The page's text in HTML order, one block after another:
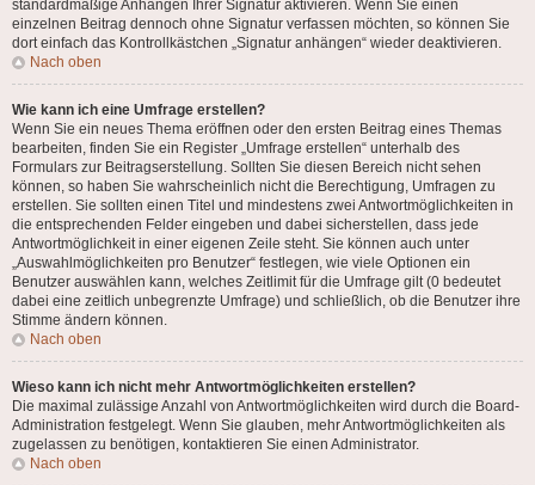
standardmäßige Anhängen Ihrer Signatur aktivieren. Wenn Sie einen
einzelnen Beitrag dennoch ohne Signatur verfassen möchten, so können Sie
dort einfach das Kontrollkästchen „Signatur anhängen“ wieder deaktivieren.
Nach oben
Wie kann ich eine Umfrage erstellen?
Wenn Sie ein neues Thema eröffnen oder den ersten Beitrag eines Themas
bearbeiten, finden Sie ein Register „Umfrage erstellen“ unterhalb des
Formulars zur Beitragserstellung. Sollten Sie diesen Bereich nicht sehen
können, so haben Sie wahrscheinlich nicht die Berechtigung, Umfragen zu
erstellen. Sie sollten einen Titel und mindestens zwei Antwortmöglichkeiten in
die entsprechenden Felder eingeben und dabei sicherstellen, dass jede
Antwortmöglichkeit in einer eigenen Zeile steht. Sie können auch unter
„Auswahlmöglichkeiten pro Benutzer“ festlegen, wie viele Optionen ein
Benutzer auswählen kann, welches Zeitlimit für die Umfrage gilt (0 bedeutet
dabei eine zeitlich unbegrenzte Umfrage) und schließlich, ob die Benutzer ihre
Stimme ändern können.
Nach oben
Wieso kann ich nicht mehr Antwortmöglichkeiten erstellen?
Die maximal zulässige Anzahl von Antwortmöglichkeiten wird durch die Board-
Administration festgelegt. Wenn Sie glauben, mehr Antwortmöglichkeiten als
zugelassen zu benötigen, kontaktieren Sie einen Administrator.
Nach oben